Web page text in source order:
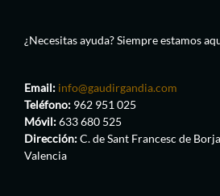
¿Necesitas ayuda? Siempre estamos
Email: info@gaudirgandia.com
Teléfono: 962 951 025
Móvil:633 680 525
Dirección:C. de Sant Francesc de
Valencia